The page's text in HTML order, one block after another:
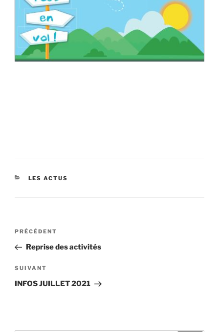
CATÉGORIES
LES ACTUS
Navigation
l’article
Article
précédent
PRÉCÉDENT
Reprise des activités
Article
suivant
SUIVANT
INFOS JUILLET 2021